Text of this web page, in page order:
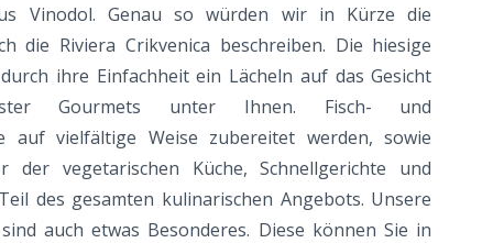
Vinodol. Genau so würden wir in Kürze die
die Riviera Crikvenica beschreiben. Die hiesige
ihre Einfachheit ein Lächeln auf das Gesicht
Gourmets unter Ihnen. Fisch- und
auf vielfältige Weise zubereitet werden, sowie
der vegetarischen Küche, Schnellgerichte und
des gesamten kulinarischen Angebots. Unsere
auch etwas Besonderes. Diese können Sie in